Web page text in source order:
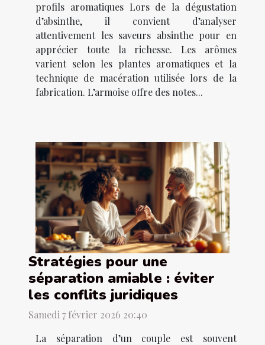
profils aromatiques Lors de la dégustation
d’absinthe, il convient d’analyser
attentivement les saveurs absinthe pour en
apprécier toute la richesse. Les arômes
varient selon les plantes aromatiques et la
technique de macération utilisée lors de la
fabrication. L’armoise offre des notes...
Stratégies pour une
séparation amiable : éviter
les conflits juridiques
Samedi 7 février 2026 20:40
La séparation d’un couple est souvent